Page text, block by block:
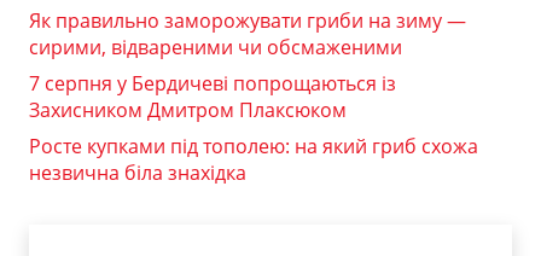
Як правильно заморожувати гриби на зиму —
сирими, відвареними чи обсмаженими
7 серпня у Бердичеві попрощаються із
Захисником Дмитром Плаксюком
Росте купками під тополею: на який гриб схожа
незвична біла знахідка